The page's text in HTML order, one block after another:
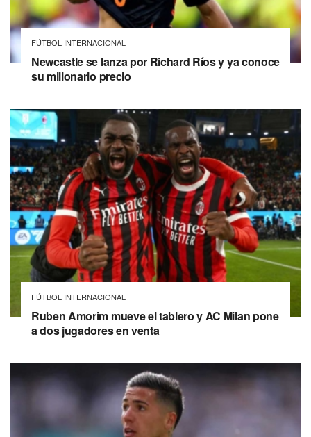
FÚTBOL INTERNACIONAL
Newcastle se lanza por Richard Ríos y ya conoce
su millonario precio
FÚTBOL INTERNACIONAL
Ruben Amorim mueve el tablero y AC Milan pone
a dos jugadores en venta